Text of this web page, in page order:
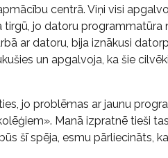
centrā. Viņi visi
tirgū, jo datoru
ar datoru, bija iznākusi
un apgalvoja, ka šie
jo problēmas ar jaunu
Manā izpratnē tieši
šī spēja, esmu pārliecināts,